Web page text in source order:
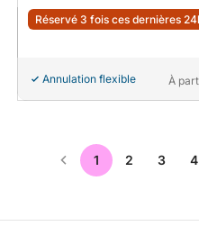
Réservé 3 fois ces dernières
Annulation flexible À
1 2 3 4